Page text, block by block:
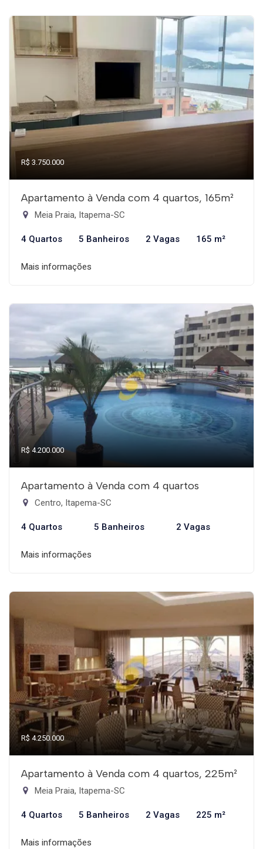
R$ 3.750.000
Apartamento à Venda com 4 quartos, 165m²
Meia Praia, Itapema-SC
4 Quartos 5 Banheiros 2 Vagas 165 m²
Mais informações
R$ 4.200.000
Apartamento à Venda com 4 quartos
Centro, Itapema-SC
4 Quartos 5 Banheiros 2 Vagas
Mais informações
R$ 4.250.000
Apartamento à Venda com 4 quartos, 225m²
Meia Praia, Itapema-SC
4 Quartos 5 Banheiros 2 Vagas 225 m²
Mais informações